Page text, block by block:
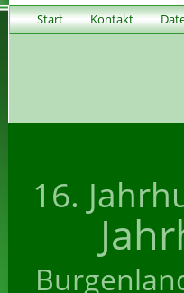
Start Kontakt
16.